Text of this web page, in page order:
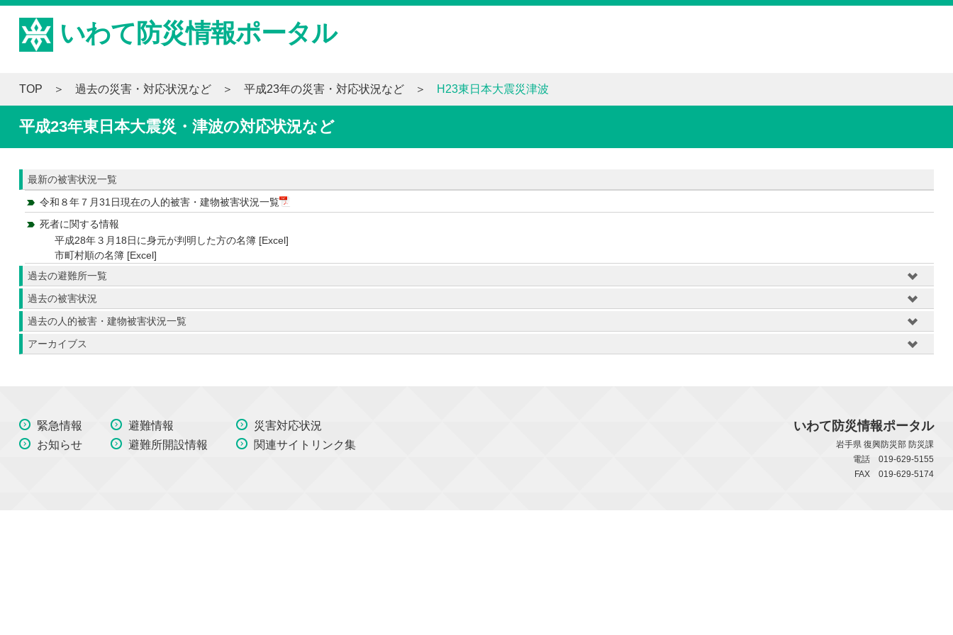
いわて防災情報ポータル
TOP 過去の災害・対応状況など 平成23年の災害・対応状況など H23東日本大震災津波
平成23年東日本大震災・津波の対応状況など
最新の被害状況一覧
令和８年７月31日現在の人的被害・建物被害状況一覧
死者に関する情報
平成28年３月18日に身元が判明した方の名簿 [Excel]
市町村順の名簿 [Excel]
過去の避難所一覧
過去の被害状況
過去の人的被害・建物被害状況一覧
アーカイブス
緊急情報
お知らせ
避難情報
避難所開設情報
災害対応状況
関連サイトリンク集
いわて防災情報ポータル
岩手県 復興防災部 防災課
電話 019-629-5155
FAX 019-629-5174